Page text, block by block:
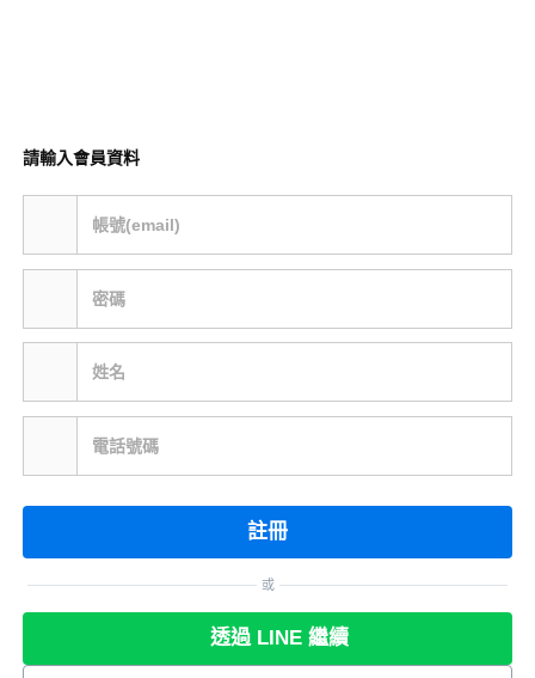
請輸入會員資料
帳號(email)
密碼
姓名
電話號碼
註冊
或
透過 LINE 繼續